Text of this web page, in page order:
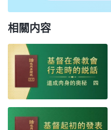
相關内容